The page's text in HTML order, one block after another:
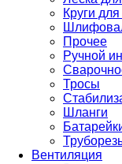
Круги
Прочее
Ручной
Тросы
Шланги
Вентиляция